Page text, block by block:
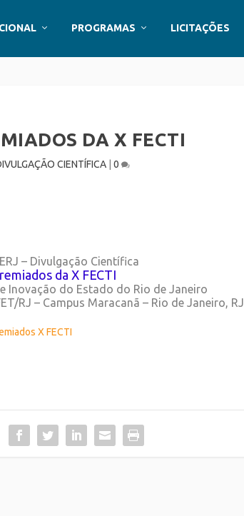
PROGRAMAS LICITAÇÕES
DA X FECTI
CIENTÍFICA |0
– Divulgação Científica
da X FECTI
Inovação do Estado do Rio de Janeiro
RJ – Campus Maracanã – Rio de Janeiro, RJ
X FECTI